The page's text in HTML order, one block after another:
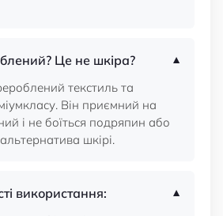
Це не шкіра?
текстиль та
Він приємний на
і не боїться подряпин або
шкірі.
використання: